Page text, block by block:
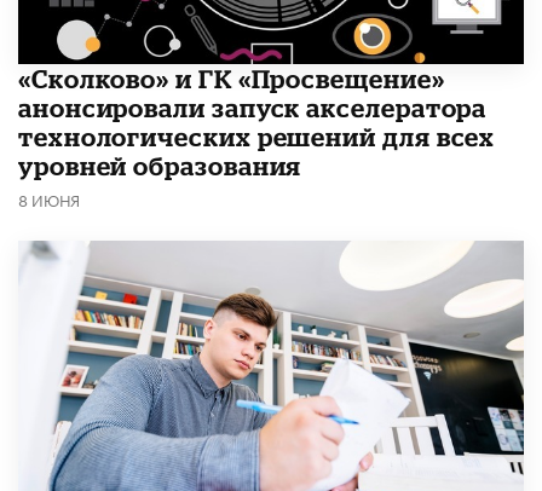
«Сколково» и ГК «Просвещение»
анонсировали запуск акселератора
технологических решений для всех
уровней образования
8 ИЮНЯ